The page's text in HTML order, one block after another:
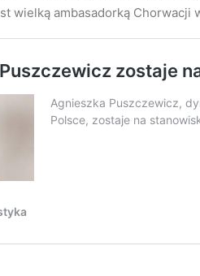
wielką ambasadorką Chorwacji